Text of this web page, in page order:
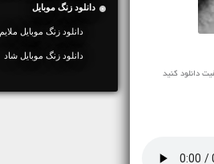
دانلود زنگ موبایل
دانلود زنگ موبایل ملایم
دانلود زنگ موبایل شاد